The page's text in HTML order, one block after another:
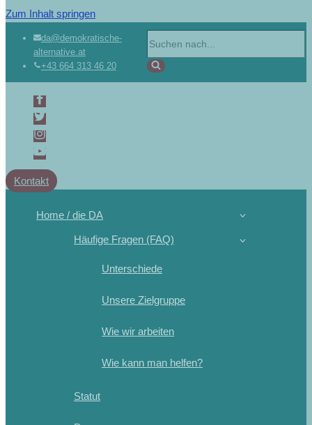
Zum Inhalt springen
da@demokratische-
alternative.at
+43 664 313 46 20
Kontakt
Home / die DA
Häufige Fragen (FAQ)
Unterschiede
Unsere Zielgruppe
Wie wir arbeiten
Wie kann man helfen?
Statut